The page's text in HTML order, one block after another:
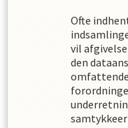
Ofte
vil
den